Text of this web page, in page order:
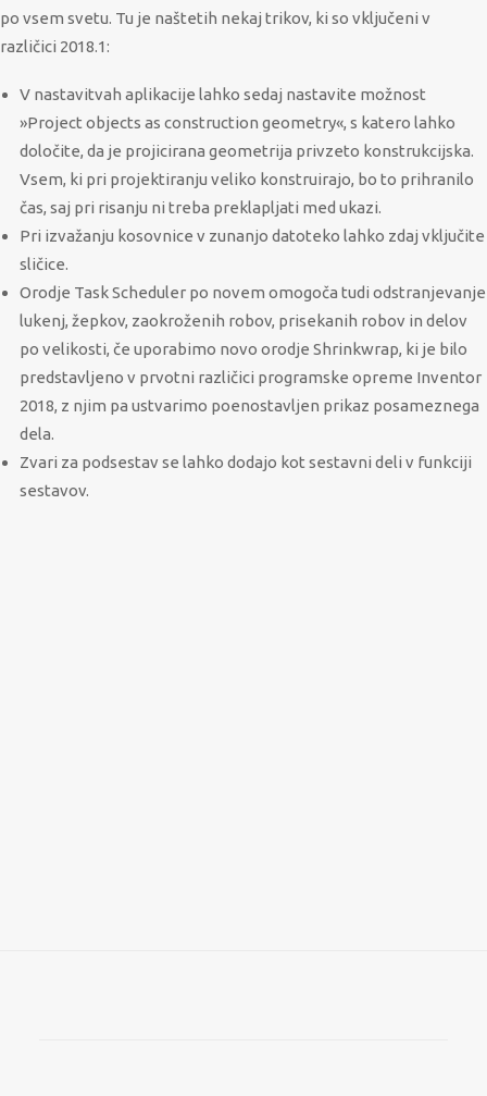
po vsem svetu. Tu je naštetih nekaj trikov, ki so vključeni v
različici 2018.1:
V nastavitvah aplikacije lahko sedaj nastavite možnost
»Project objects as construction geometry«, s katero lahko
določite, da je projicirana geometrija privzeto konstrukcijska.
Vsem, ki pri projektiranju veliko konstruirajo, bo to prihranilo
čas, saj pri risanju ni treba preklapljati med ukazi.
Pri izvažanju kosovnice v zunanjo datoteko lahko zdaj vključite
sličice.
Orodje Task Scheduler po novem omogoča tudi odstranjevanje
lukenj, žepkov, zaokroženih robov, prisekanih robov in delov
po velikosti, če uporabimo novo orodje Shrinkwrap, ki je bilo
predstavljeno v prvotni različici programske opreme Inventor
2018, z njim pa ustvarimo poenostavljen prikaz posameznega
dela.
Zvari za podsestav se lahko dodajo kot sestavni deli v funkciji
sestavov.